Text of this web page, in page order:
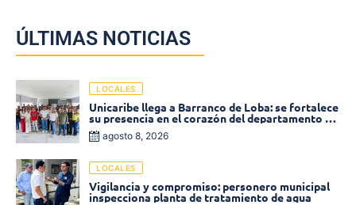
ÚLTIMAS NOTICIAS
LOCALES
Unicaribe llega a Barranco de Loba: se fortalece
su presencia en el corazón del departamento de
Bolívar
agosto 8, 2026
LOCALES
Vigilancia y compromiso: personero municipal
inspecciona planta de tratamiento de agua